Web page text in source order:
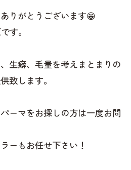
りがとうございます😁
す。
生癖、毛量を考えまとまりの
致します。
ーマをお探しの方は一度お問
ーもお任せ下さい！